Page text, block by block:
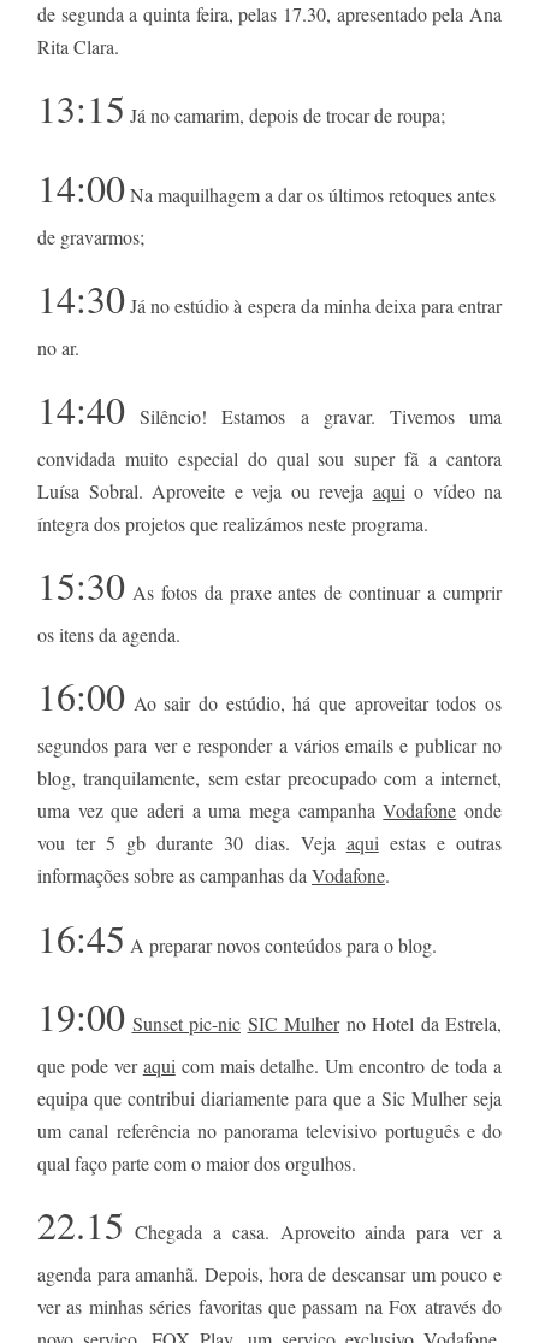
de segunda a quinta feira, pelas 17.30, apresentado pela Ana
Rita Clara.
13:15 Já no camarim, depois de trocar de roupa;
14:00Na maquilhagem a dar os últimos retoques antes
de gravarmos;
14:30Já no estúdio à espera da minha deixa para entrar
no ar.
14:40 Silêncio! Estamos a gravar. Tivemos uma
convidada muito especial do qual sou super fã a cantora
Luísa Sobral. Aproveite e veja ou reveja aqui o vídeo na
íntegra dos projetos que realizámos neste programa.
15:30 As fotos da praxe antes de continuar a cumprir
os itens da agenda.
16:00 Ao sair do estúdio, há que aproveitar todos os
segundos para ver e responder a vários emails e publicar no
blog, tranquilamente, sem estar preocupado com a internet,
uma vez que aderi a uma mega campanhaVodafone onde
vou ter 5 gb durante 30 dias. Veja aquiestas e outras
informações sobre as campanhas daVodafone.
16:45 A preparar novos conteúdos para o blog.
19:00 Sunset pic-nic SIC Mulherno Hotel da Estrela,
que pode veraqui com mais detalhe. Um encontro de toda a
equipa que contribui diariamente para que a Sic Mulher seja
um canal referência no panorama televisivo português e do
qual faço parte com o maior dos orgulhos.
22.15 Chegada a casa. Aproveito ainda para ver a
agenda para amanhã. Depois, hora de descansar um pouco e
ver as minhas séries favoritas que passam na Fox através do